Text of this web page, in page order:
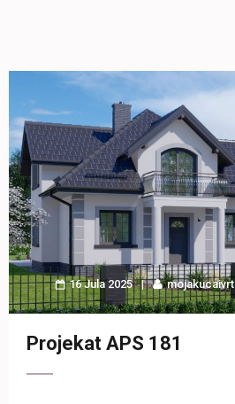
16 Jula 2025 mojakucaivrt
Projekat APS 181